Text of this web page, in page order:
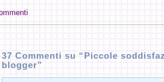
37 Commenti su “Piccole
blogger”